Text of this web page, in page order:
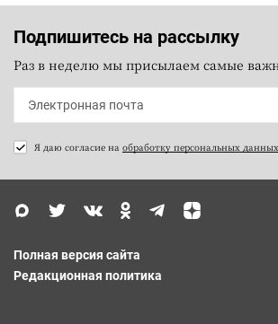
Подпишитесь на рассылку
Раз в неделю мы присылаем самые
Я даю согласие на обработку персональных данных
Полная версия сайта
Редакционная политика